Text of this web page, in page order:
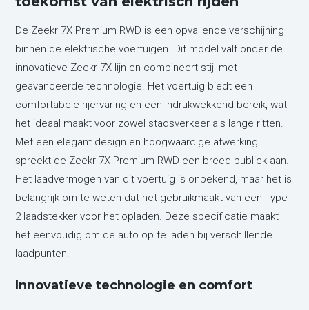
De Zeekr 7X Premium RWD is een opvallende verschijning
binnen de elektrische voertuigen. Dit model valt onder de
innovatieve Zeekr 7X-lijn en combineert stijl met
geavanceerde technologie. Het voertuig biedt een
comfortabele rijervaring en een indrukwekkend bereik, wat
het ideaal maakt voor zowel stadsverkeer als lange ritten.
Met een elegant design en hoogwaardige afwerking
spreekt de Zeekr 7X Premium RWD een breed publiek aan.
Het laadvermogen van dit voertuig is onbekend, maar het is
belangrijk om te weten dat het gebruikmaakt van een Type
2 laadstekker voor het opladen. Deze specificatie maakt
het eenvoudig om de auto op te laden bij verschillende
laadpunten.
Innovatieve technologie en comfort